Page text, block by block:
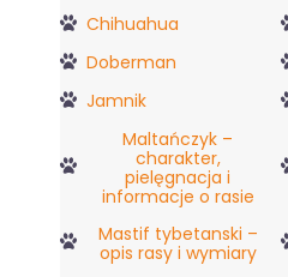
Chihuahua
Doberman
Jamnik
Maltańczyk –
charakter,
pielęgnacja i
informacje o rasie
Mastif tybetanski –
opis rasy i wymiary